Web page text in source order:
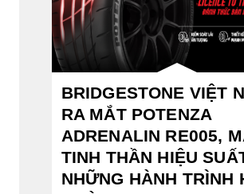
BRIDGESTONE VIỆT
RA MẮT POTENZA
ADRENALIN RE005,
TINH THẦN HIỆU
NHỮNG HÀNH TRÌNH